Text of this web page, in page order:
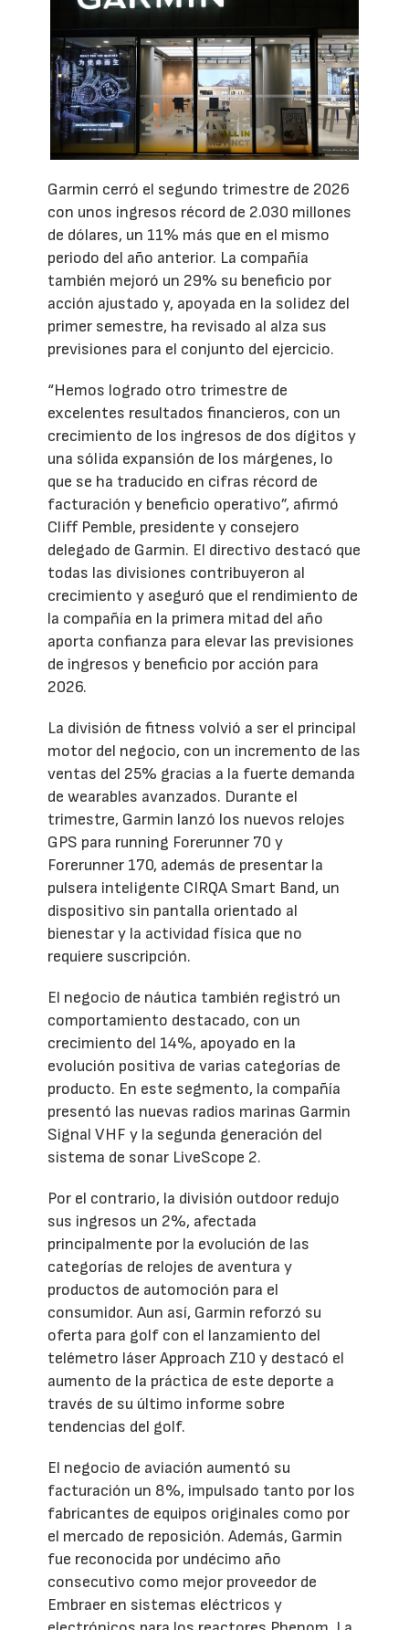
Garmin cerró el segundo trimestre de 2026
con unos ingresos récord de 2.030 millones
de dólares, un 11% más que en el mismo
periodo del año anterior. La compañía
también mejoró un 29% su beneficio por
acción ajustado y, apoyada en la solidez del
primer semestre, ha revisado al alza sus
previsiones para el conjunto del ejercicio.
“Hemos logrado otro trimestre de
excelentes resultados financieros, con un
crecimiento de los ingresos de dos dígitos y
una sólida expansión de los márgenes, lo
que se ha traducido en cifras récord de
facturación y beneficio operativo”, afirmó
Cliff Pemble, presidente y consejero
delegado de Garmin. El directivo destacó que
todas las divisiones contribuyeron al
crecimiento y aseguró que el rendimiento de
la compañía en la primera mitad del año
aporta confianza para elevar las previsiones
de ingresos y beneficio por acción para
2026.
La división de fitness volvió a ser el principal
motor del negocio, con un incremento de las
ventas del 25% gracias a la fuerte demanda
de wearables avanzados. Durante el
trimestre, Garmin lanzó los nuevos relojes
GPS para running Forerunner 70 y
Forerunner 170, además de presentar la
pulsera inteligente CIRQA Smart Band, un
dispositivo sin pantalla orientado al
bienestar y la actividad física que no
requiere suscripción.
El negocio de náutica también registró un
comportamiento destacado, con un
crecimiento del 14%, apoyado en la
evolución positiva de varias categorías de
producto. En este segmento, la compañía
presentó las nuevas radios marinas Garmin
Signal VHF y la segunda generación del
sistema de sonar LiveScope 2.
Por el contrario, la división outdoor redujo
sus ingresos un 2%, afectada
principalmente por la evolución de las
categorías de relojes de aventura y
productos de automoción para el
consumidor. Aun así, Garmin reforzó su
oferta para golf con el lanzamiento del
telémetro láser Approach Z10 y destacó el
aumento de la práctica de este deporte a
través de su último informe sobre
tendencias del golf.
El negocio de aviación aumentó su
facturación un 8%, impulsado tanto por los
fabricantes de equipos originales como por
el mercado de reposición. Además, Garmin
fue reconocida por undécimo año
consecutivo como mejor proveedor de
Embraer en sistemas eléctricos y